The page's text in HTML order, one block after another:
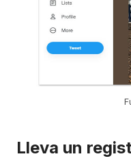
Lleva un